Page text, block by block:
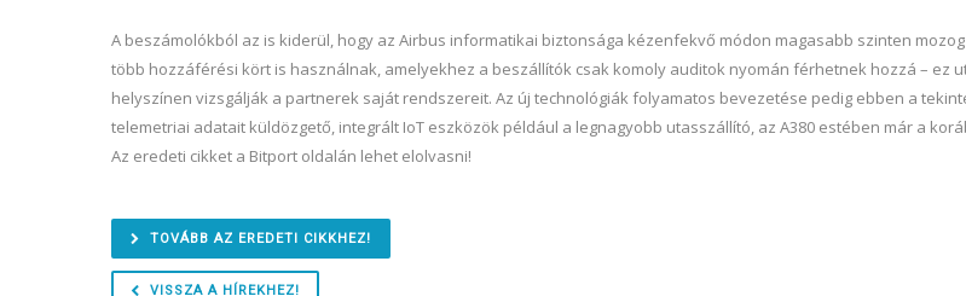
A beszámolókból az is kiderül, hogy az Airbus informatikai biztonsága kézenfekvő módon magasabb szinten
több hozzáférési kört is használnak, amelyekhez a beszállítók csak komoly auditok nyomán férhetnek hozzá – ez
helyszínen vizsgálják a partnerek saját rendszereit. Az új technológiák folyamatos bevezetése pedig ebben a
telemetriai adatait küldözgető, integrált IoT eszközök például a legnagyobb utasszállító, az A380 estében már a
Az eredeti cikket a Bitport oldalán lehet elolvasni!
TOVÁBB AZ EREDETI CIKKHEZ!
VISSZA A HÍREKHEZ!